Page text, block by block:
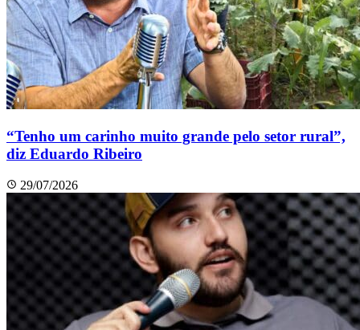
“Tenho um carinho muito grande pelo setor rural”,
diz Eduardo Ribeiro
29/07/2026